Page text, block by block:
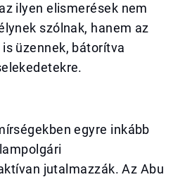
ilyen elismerések nem
szólnak, hanem az
üzennek, bátorítva
egyre inkább
jutalmazzák. Az Abu